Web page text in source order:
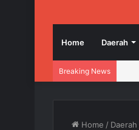
Home Daerah
Breaking News
Home / Daerah